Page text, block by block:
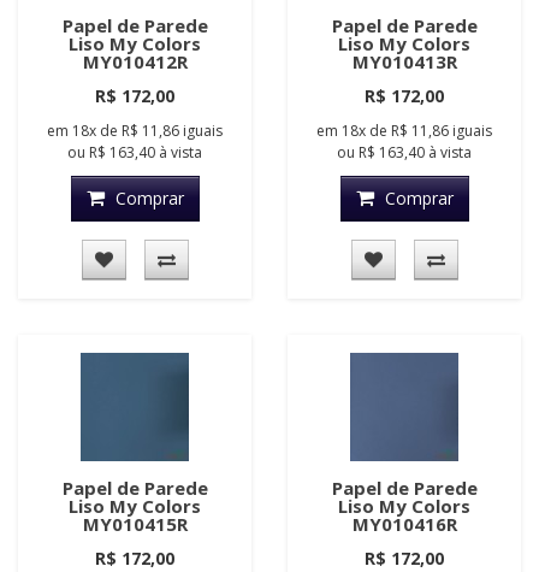
Papel de Parede
Liso My Colors
MY010412R
R$ 172,00
em 18x de R$ 11,86 iguais
ou R$ 163,40 à vista
Comprar
Papel de Parede
Liso My Colors
MY010413R
R$ 172,00
em 18x de R$ 11,86 iguais
ou R$ 163,40 à vista
Comprar
Papel de Parede
Liso My Colors
MY010415R
R$ 172,00
Papel de Parede
Liso My Colors
MY010416R
R$ 172,00